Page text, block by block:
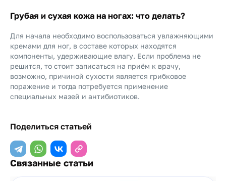
Грубая и сухая кожа на ногах: что делать?
Для начала необходимо воспользоваться увлажняющими
кремами для ног, в составе которых находятся
компоненты, удерживающие влагу. Если проблема не
решится, то стоит записаться на приём к врачу,
возможно, причиной сухости является грибковое
поражение и тогда потребуется применение
специальных мазей и антибиотиков.
Поделиться статьей
Связанные статьи